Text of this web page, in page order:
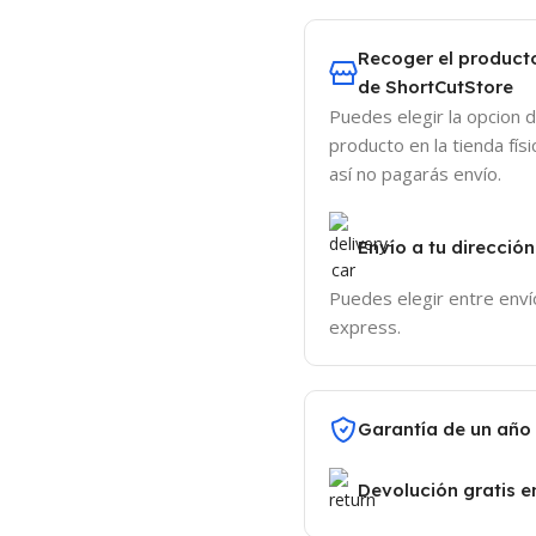
Recoger el
de ShortCutStore
Puedes elegir la opcion
producto en la tienda
así no pagarás envío.
Envío a tu dirección
Puedes elegir entre
express.
Garantía de un año
Devolución gratis